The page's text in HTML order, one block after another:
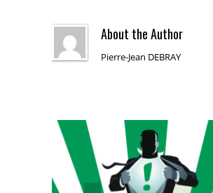
About the Author
Pierre-Jean DEBRAY